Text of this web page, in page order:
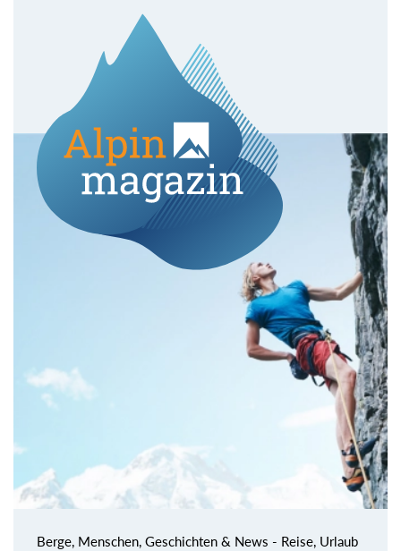
Berge, Menschen, Geschichten & News - Reise, Urlaub